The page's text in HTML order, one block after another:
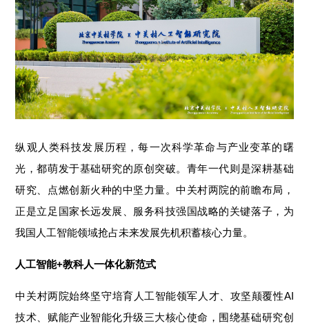
纵观人类科技发展历程，每一次科学革命与产业变革的曙
光，都萌发于基础研究的原创突破。 青年一代则是深耕基础
研究、点燃创新火种的中坚力量。中关村两院的前瞻布局，
正是立足国家长远发展、服务科技强国战略的关键落子， 为
我国人工智能领域抢占未来发展先机积蓄核心力量。
人工智能+教科人一体化新范式
中关村两院始终坚守培育人工智能领军人才、攻坚颠覆性AI
技术、赋能产业智能化升级三大核心使命，围绕基础研究创